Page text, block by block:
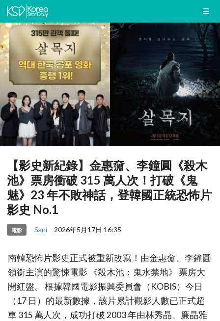
【影史新紀錄】金惠奫、李鐘圓《殺木
池》票房衝破 315 萬人次！打破《鬼
魅》23 年不敗神話，登韓國正統恐怖片
影史 No.1
電影 Sani 2026年5月17日 16:35
南韓恐怖片影史正式被重新改寫！由金惠奫、李鐘圓
領銜主演的驚悚電影 《殺木池：鬼水禁地》 票房大
開紅盤。 根據韓國電影振興委員會（KOBIS）今日
（17 日）的最新數據，該片累計觀影人數已正式超
車 315 萬人次，成功打破 2003 年由林秀晶、廉晶雅